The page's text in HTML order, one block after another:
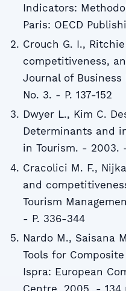
Indicators:
Paris: OECD
Crouch G. I.,
competitiveness,
Journal of Business
No. 3. - P. 137-152
Dwyer L., Kim C.
Determinants and
in Tourism. - 2003.
Cracolici M. F.,
and
Tourism
- P. 336-344
Nardo M., Saisana
Tools for
Ispra: European
Centre, 2005. - 134